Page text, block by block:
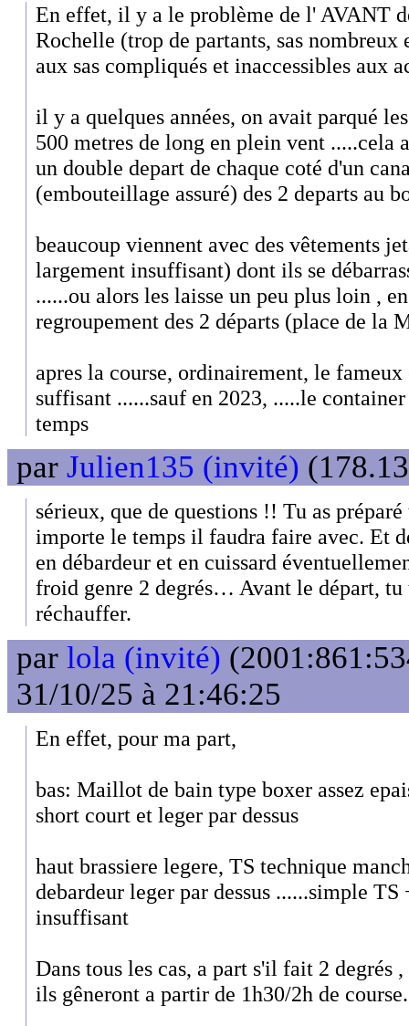
En effet, il y a le problème de l' AVANT
Rochelle (trop de partants, sas
aux sas compliqués et inaccessibles aux
il y a quelques années, on avait parqué
500 metres de long en plein vent .....cela
un double depart de chaque coté d'un
(embouteillage assuré) des 2 departs au
beaucoup viennent avec des vêtements
largement insuffisant) dont ils se
......ou alors les laisse un peu plus loin ,
regroupement des 2 départs (place de la
apres la course, ordinairement, le
suffisant ......sauf en 2023, .....le
temps
par Julien135 (invité)
sérieux, que de questions !! Tu as
importe le temps il faudra faire avec. Et
en débardeur et en cuissard
froid genre 2 degrés… Avant le départ, tu
réchauffer.
par lola (invité)
31/10/25 à 21:46:25
En effet, pour ma part,
bas: Maillot de bain type boxer assez
short court et leger par dessus
haut brassiere legere, TS technique
debardeur leger par dessus ......simple
insuffisant
Dans tous les cas, a part s'il fait 2 degrés
ils gêneront a partir de 1h30/2h de